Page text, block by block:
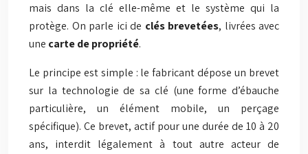
mais dans la clé elle-même et le système qui la
protège. On parle ici de clés brevetées, livrées avec
une carte de propriété.
Le principe est simple : le fabricant dépose un brevet
sur la technologie de sa clé (une forme d’ébauche
particulière, un élément mobile, un perçage
spécifique). Ce brevet, actif pour une durée de 10 à 20
ans, interdit légalement à tout autre acteur de